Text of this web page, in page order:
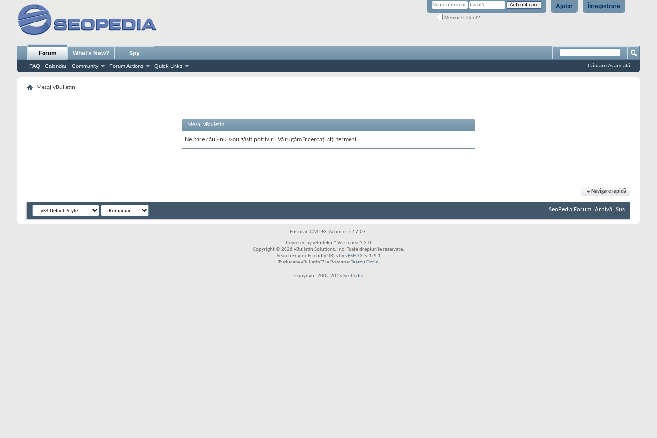
Înregistrare
Ajutor
Memorez Cont?
Forum
FAQ Calendar Community Forum Actions Quick Links
What's New? Spy
Căutare Avansată
Mesaj vBulletin
Mesaj vBulletin
Ne pare rău - nu s-au găsit potriviri. Vă rugăm încercați alți termeni.
Navigare rapidă
SeoPedia Forum Arhivă Sus
Fus orar: GMT +3. Acum este 17:07.
Powered by vBulletin™ Versiunea 4.2.0
Copyright © 2026 vBulletin Solutions, Inc. Toate drepturile rezervate.
Search Engine Friendly URLs byvBSEO3.5.1 PL1
Traducere vBulletin™ in Romana: Teascu Dorin
Copyright 2002-2015 SeoPedia